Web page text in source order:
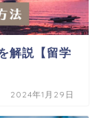
解説【留学
2024年1月29日